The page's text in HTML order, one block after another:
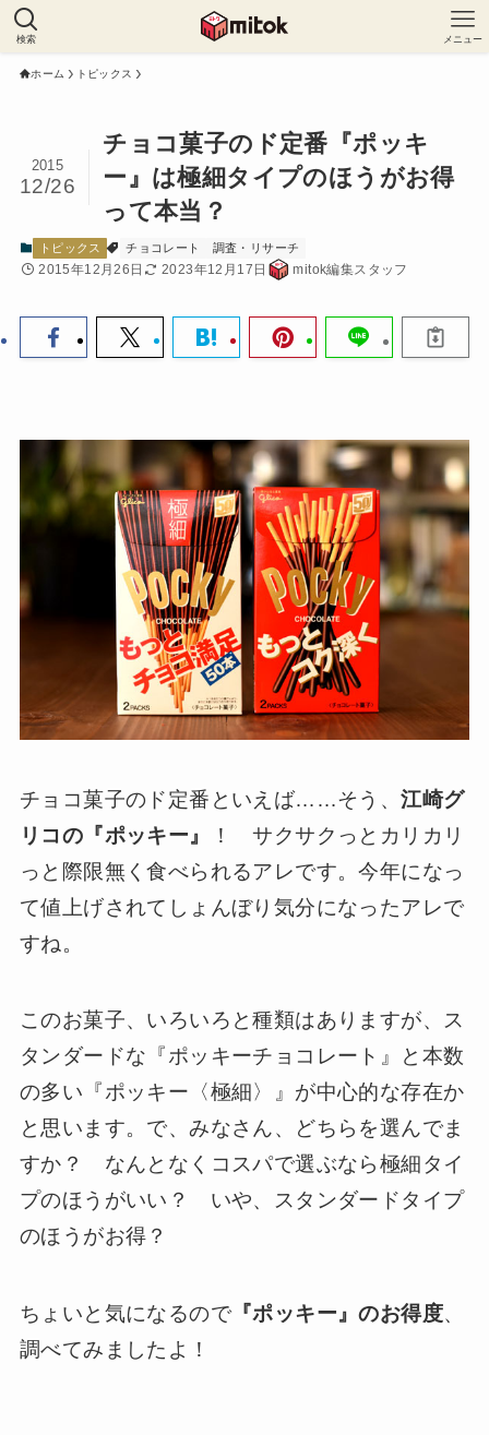
検索 メニュー
ホーム トピックス
チョコ菓子のド定番『ポッキ
ー』は極細タイプのほうがお得
って本当？
2015
12/26
トピックス チョコレート 調査・リサーチ
2015年12月26日 2023年12月17日 mitok編集スタッフ
チョコ菓子のド定番といえば……そう、江崎グ
リコの『ポッキー』
！ サクサクっとカリカリ
っと際限無く食べられるアレです。今年になっ
て値上げされてしょんぼり気分になったアレで
すね。
このお菓子、いろいろと種類はありますが、ス
タンダードな『ポッキーチョコレート』と本数
の多い『ポッキー〈極細〉』が中心的な存在か
と思います。で、みなさん、どちらを選んでま
すか？ なんとなくコスパで選ぶなら極細タイ
プのほうがいい？ いや、スタンダードタイプ
のほうがお得？
ちょいと気になるので『ポッキー』のお得度、
調べてみましたよ！